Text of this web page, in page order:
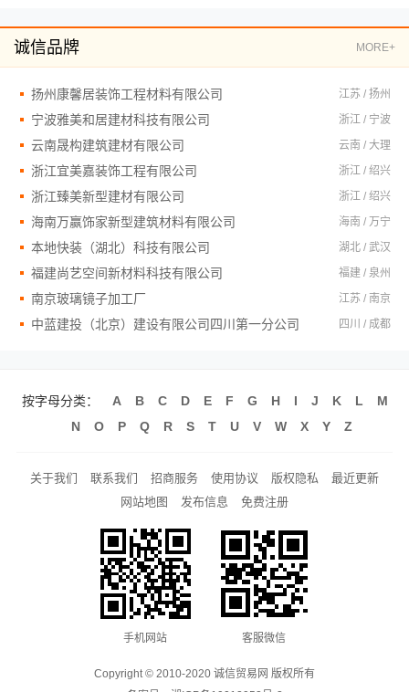
诚信品牌 MORE+
扬州康馨居装饰工程材料有限公司 江苏 / 扬州
宁波雅美和居建材科技有限公司 浙江 / 宁波
云南晟构建筑建材有限公司 云南 / 大理
浙江宜美嘉装饰工程有限公司 浙江 / 绍兴
浙江臻美新型建材有限公司 浙江 / 绍兴
海南万赢饰家新型建筑材料有限公司 海南 / 万宁
本地快装（湖北）科技有限公司 湖北 / 武汉
福建尚艺空间新材料科技有限公司 福建 / 泉州
南京玻璃镜子加工厂 江苏 / 南京
中蓝建投（北京）建设有限公司四川第一分公司 四川 / 成都
按字母分类： A B C D E F G H I J K L
M
N
O P Q R S T U V W X Y Z
关于我们 联系我们 招商服务 使用协议 版权隐私
最近更新
网站地图
发布信息 免费注册
手机网站 客服微信
Copyright © 2010-2020 诚信贸易网 版权所有